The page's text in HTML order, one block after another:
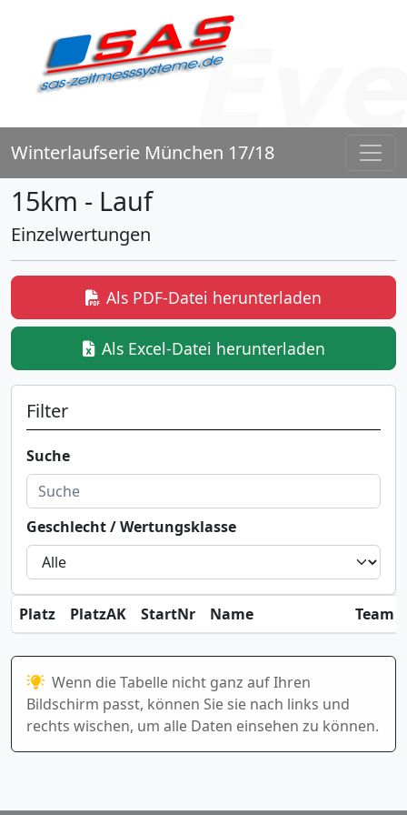
Winterlaufserie München 17/18
15km - Lauf
Einzelwertungen
Als PDF-Datei herunterladen
Als Excel-Datei herunterladen
Filter
Suche
Geschlecht / Wertungsklasse
Platz PlatzAK StartNr Name Team
Wenn die Tabelle nicht ganz auf Ihren
Bildschirm passt, können Sie sie nach links und
rechts wischen, um alle Daten einsehen zu können.